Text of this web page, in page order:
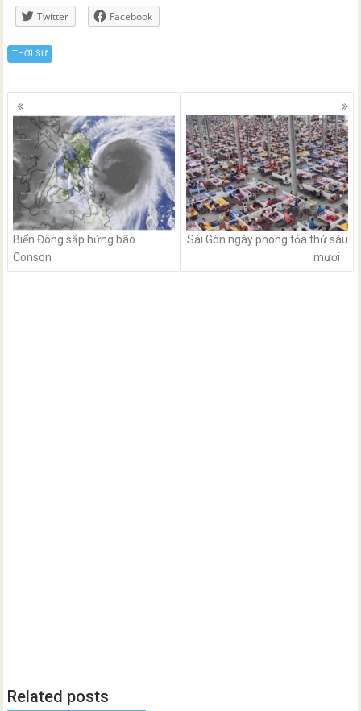
Twitter Facebook
THỜI SỰ
Posts
navigation
Biển Đông sắp hứng bão
Conson
Sài Gòn ngày phong tỏa thứ sáu
mươi
Related posts